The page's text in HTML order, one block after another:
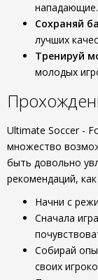
нападающие.
Сохраняй
лучших
Тренируй
молодых
Ultimate Soccer -
множество
быть довольно
рекомендаций,
Начни с
Сначала
Собирай
своих